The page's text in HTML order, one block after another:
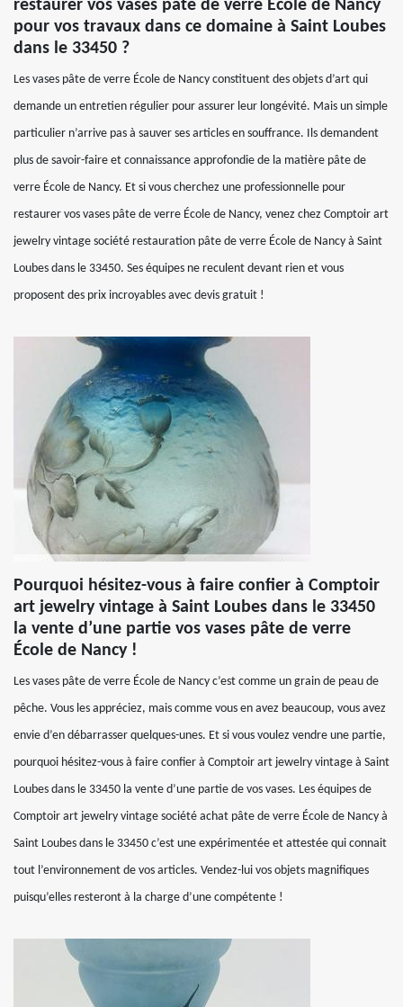
restaurer vos vases pâte de verre École de Nancy
pour vos travaux dans ce domaine à Saint Loubes
dans le 33450 ?
Les vases pâte de verre École de Nancy constituent des objets d’art qui
demande un entretien régulier pour assurer leur longévité. Mais un simple
particulier n’arrive pas à sauver ses articles en souffrance. Ils demandent
plus de savoir-faire et connaissance approfondie de la matière pâte de
verre École de Nancy. Et si vous cherchez une professionnelle pour
restaurer vos vases pâte de verre École de Nancy, venez chez Comptoir art
jewelry vintage société restauration pâte de verre École de Nancy à Saint
Loubes dans le 33450. Ses équipes ne reculent devant rien et vous
proposent des prix incroyables avec devis gratuit !
Pourquoi hésitez-vous à faire confier à Comptoir
art jewelry vintage à Saint Loubes dans le 33450
la vente d’une partie vos vases pâte de verre
École de Nancy !
Les vases pâte de verre École de Nancy c’est comme un grain de peau de
pêche. Vous les appréciez, mais comme vous en avez beaucoup, vous avez
envie d’en débarrasser quelques-unes. Et si vous voulez vendre une partie,
pourquoi hésitez-vous à faire confier à Comptoir art jewelry vintage à Saint
Loubes dans le 33450 la vente d’une partie de vos vases. Les équipes de
Comptoir art jewelry vintage société achat pâte de verre École de Nancy à
Saint Loubes dans le 33450 c’est une expérimentée et attestée qui connait
tout l’environnement de vos articles. Vendez-lui vos objets magnifiques
puisqu’elles resteront à la charge d’une compétente !